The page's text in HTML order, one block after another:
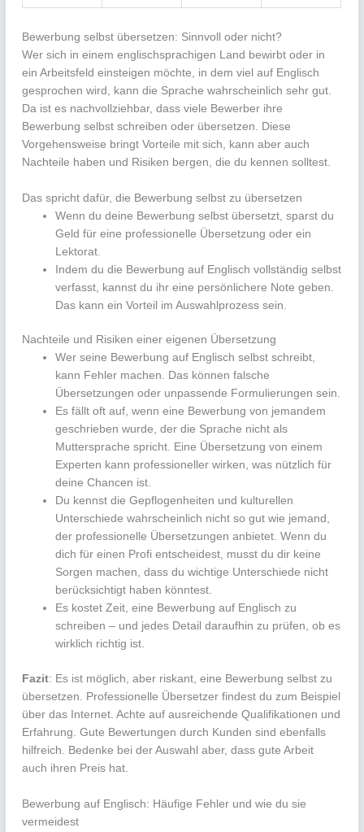
Bewerbung selbst übersetzen: Sinnvoll oder nicht?
Wer sich in einem englischsprachigen Land bewirbt oder in
ein Arbeitsfeld einsteigen möchte, in dem viel auf Englisch
gesprochen wird, kann die Sprache wahrscheinlich sehr gut.
Da ist es nachvollziehbar, dass viele Bewerber ihre
Bewerbung selbst schreiben oder übersetzen. Diese
Vorgehensweise bringt Vorteile mit sich, kann aber auch
Nachteile haben und Risiken bergen, die du kennen solltest.
Das spricht dafür, die Bewerbung selbst zu übersetzen
Wenn du deine Bewerbung selbst übersetzt, sparst du
Geld für eine professionelle Übersetzung oder ein
Lektorat.
Indem du die Bewerbung auf Englisch vollständig selbst
verfasst, kannst du ihr eine persönlichere Note geben.
Das kann ein Vorteil im Auswahlprozess sein.
Nachteile und Risiken einer eigenen Übersetzung
Wer seine Bewerbung auf Englisch selbst schreibt,
kann Fehler machen. Das können falsche
Übersetzungen oder unpassende Formulierungen sein.
Es fällt oft auf, wenn eine Bewerbung von jemandem
geschrieben wurde, der die Sprache nicht als
Muttersprache spricht. Eine Übersetzung von einem
Experten kann professioneller wirken, was nützlich für
deine Chancen ist.
Du kennst die Gepflogenheiten und kulturellen
Unterschiede wahrscheinlich nicht so gut wie jemand,
der professionelle Übersetzungen anbietet. Wenn du
dich für einen Profi entscheidest, musst du dir keine
Sorgen machen, dass du wichtige Unterschiede nicht
berücksichtigt haben könntest.
Es kostet Zeit, eine Bewerbung auf Englisch zu
schreiben – und jedes Detail daraufhin zu prüfen, ob es
wirklich richtig ist.
Fazit: Es ist möglich, aber riskant, eine Bewerbung selbst zu
übersetzen. Professionelle Übersetzer findest du zum Beispiel
über das Internet. Achte auf ausreichende Qualifikationen und
Erfahrung. Gute Bewertungen durch Kunden sind ebenfalls
hilfreich. Bedenke bei der Auswahl aber, dass gute Arbeit
auch ihren Preis hat.
Bewerbung auf Englisch: Häufige Fehler und wie du sie
vermeidest